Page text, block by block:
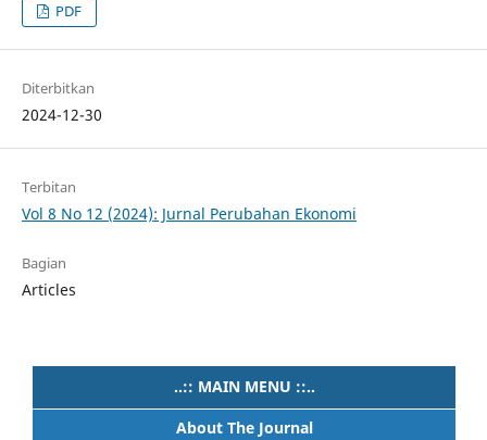
PDF
Diterbitkan
2024-12-30
Terbitan
Vol 8 No 12 (2024): Jurnal Perubahan Ekonomi
Bagian
Articles
..:: MAIN MENU ::..
About The Journal